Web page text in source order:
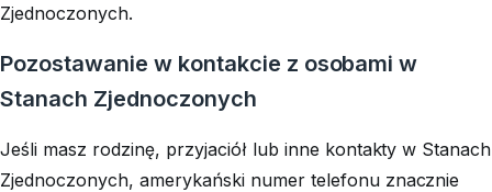
Zjednoczonych.
Pozostawanie w kontakcie z osobami w
Stanach Zjednoczonych
Jeśli masz rodzinę, przyjaciół lub inne kontakty w Stanach
Zjednoczonych, amerykański numer telefonu znacznie